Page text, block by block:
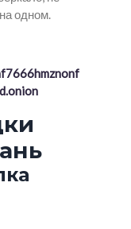
одном.